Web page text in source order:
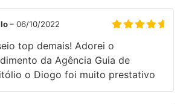
de 5
– 06/10/2022
top demais! Adorei o
da Agência Guia de
o Diogo foi muito prestativo